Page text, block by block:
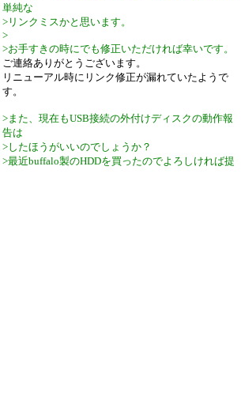
単純な
>リンクミスかと思います。
>
>お手すきの時にでも修正いただければ幸いです。
ご連絡ありがとうございます。
リニューアル時にリンク修正が漏れていたようで
す。
>また、現在もUSB接続の外付けディスクの動作報
告は
>したほうがいいのでしょうか？
>最近buffalo製のHDDを買ったのでよろしければ提